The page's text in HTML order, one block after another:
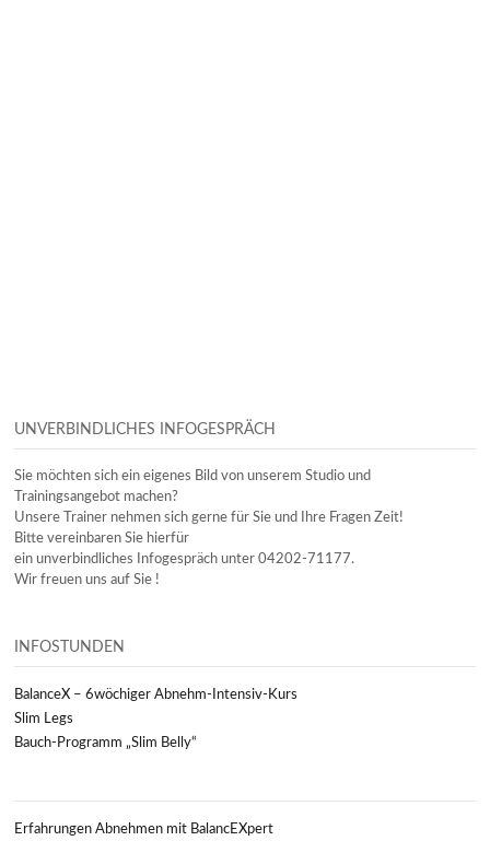
UNVERBINDLICHES INFOGESPRÄCH
Sie möchten sich ein eigenes Bild von unserem Studio und
Trainingsangebot machen?
Unsere Trainer nehmen sich gerne für Sie und Ihre Fragen Zeit!
Bitte vereinbaren Sie hierfür
ein unverbindliches Infogespräch unter 04202-71177.
Wir freuen uns auf Sie !
INFOSTUNDEN
BalanceX – 6wöchiger Abnehm-Intensiv-Kurs
Slim Legs
Bauch-Programm „Slim Belly“
Erfahrungen Abnehmen mit BalancEXpert